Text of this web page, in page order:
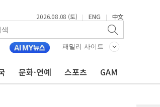
2026.08.08 (토) | ENG | 中文
패밀리 사이트
문화·연예 스포츠 GAM